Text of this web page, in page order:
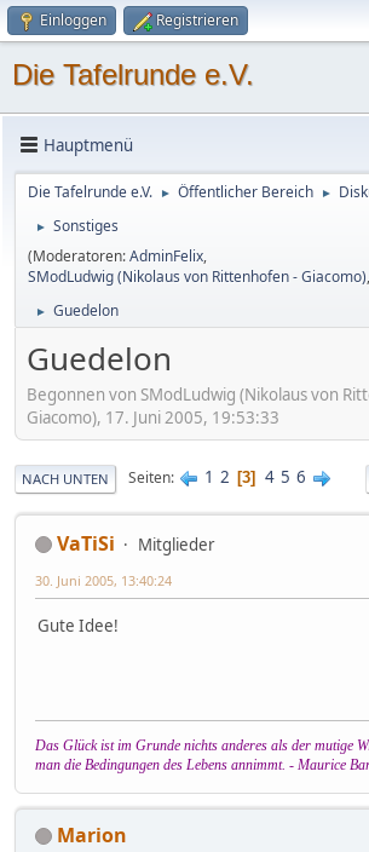
Einloggen Registrieren
Die Tafelrunde e.V.
Hauptmenü
Die Tafelrunde e.V. ► Öffentlicher Bereich ►
►
Sonstiges
(Moderatoren:AdminFelix,
SModLudwig (Nikolaus von Rittenhofen - Giacomo),
► Guedelon
Guedelon
Begonnen von SModLudwig (Nikolaus von
Giacomo), 17. Juni 2005, 19:53:33
NACH UNTEN Seiten 1 2 3 4 5 6
VaTiSi
Mitglieder
30. Juni 2005, 13:40:24
Gute Idee!
Das Glück ist im Grunde nichts anderes als der mutige
man die Bedingungen des Lebens annimmt. - Maurice
Marion